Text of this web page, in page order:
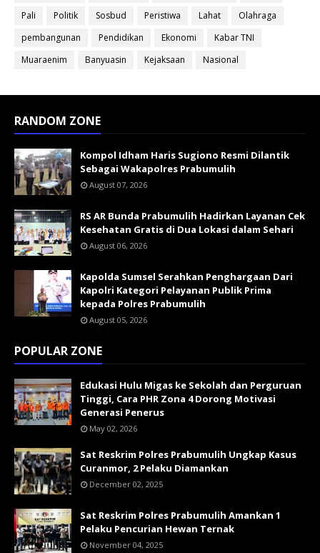
Pali
Politik Sosbud Peristiwa Lahat
Olahraga
pembangunan
Pendidikan Ekonomi
Kabar TNI
Muaraenim
Banyuasin Kejaksaan Nasional
RANDOM ZONE
Kompol Idham Haris Sugiono Resmi Dilantik
Sebagai Wakapolres Prabumulih
August 07, 2026
RS AR Bunda Prabumulih Hadirkan Layanan Cek
Kesehatan Gratis di Dua Lokasi dalam Sehari
August 06, 2026
Kapolda Sumsel Serahkan Penghargaan Dari
Kapolri Kategori Pelayanan Publik Prima
kepada Polres Prabumulih
August 05, 2026
POPULAR ZONE
Edukasi Hulu Migas ke Sekolah dan Perguruan
Tinggi, Cara PHR Zona 4 Dorong Motivasi
Generasi Penerus
May 02, 2026
Sat Reskrim Polres Prabumulih Ungkap Kasus
Curanmor, 2 Pelaku Diamankan
December 02, 2025
Sat Reskrim Polres Prabumulih Amankan 1
Pelaku Pencurian Hewan Ternak
November 04, 2025